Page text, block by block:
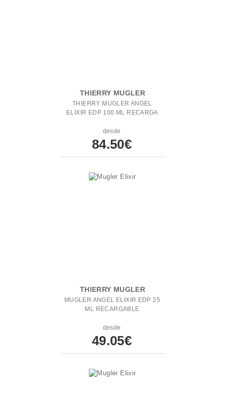
THIERRY MUGLER
THIERRY MUGLER ANGEL
ELIXIR EDP 100 ML RECARGA
desde
84.50€
THIERRY MUGLER
MUGLER ANGEL ELIXIR EDP 25
ML RECARGABLE
desde
49.05€